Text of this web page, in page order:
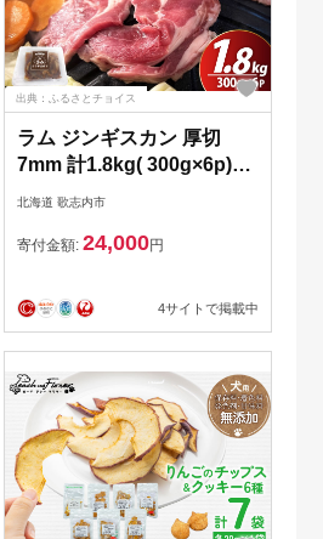
出典：ふるさとチョイス
ラム ジンギスカン 厚切
7mm 計1.8kg( 300g×6p)
[木村精肉店 北海道 歌志内
羊 たれ タレ 冷凍 味付け
北海道 歌志内市
寄付金額: 24,000円
4サイトで掲載中